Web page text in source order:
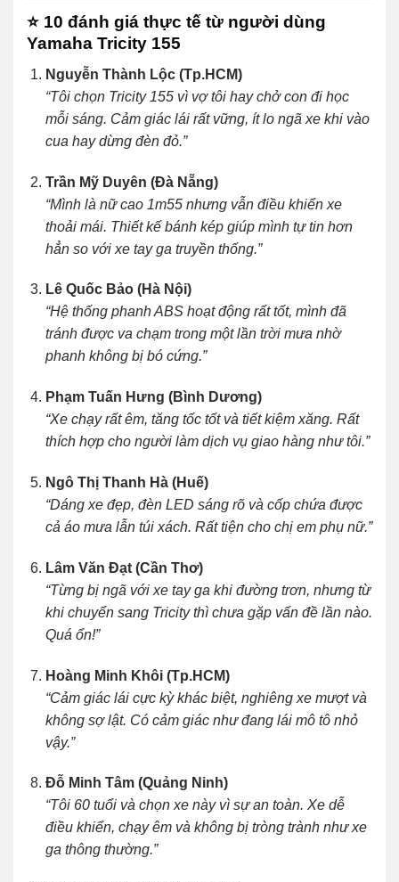
⭐ 10 đánh giá thực tế từ người dùng
Yamaha Tricity 155
Nguyễn Thành Lộc (Tp.HCM)
“Tôi chọn Tricity 155 vì vợ tôi hay chở con đi học
mỗi sáng. Cảm giác lái rất vững, ít lo ngã xe khi vào
cua hay dừng đèn đỏ.”
Trần Mỹ Duyên (Đà Nẵng)
“Mình là nữ cao 1m55 nhưng vẫn điều khiển xe
thoải mái. Thiết kế bánh kép giúp mình tự tin hơn
hẳn so với xe tay ga truyền thống.”
Lê Quốc Bảo (Hà Nội)
“Hệ thống phanh ABS hoạt động rất tốt, mình đã
tránh được va chạm trong một lần trời mưa nhờ
phanh không bị bó cứng.”
Phạm Tuấn Hưng (Bình Dương)
“Xe chạy rất êm, tăng tốc tốt và tiết kiệm xăng. Rất
thích hợp cho người làm dịch vụ giao hàng như tôi.”
Ngô Thị Thanh Hà (Huế)
“Dáng xe đẹp, đèn LED sáng rõ và cốp chứa được
cả áo mưa lẫn túi xách. Rất tiện cho chị em phụ nữ.”
Lâm Văn Đạt (Cần Thơ)
“Từng bị ngã với xe tay ga khi đường trơn, nhưng từ
khi chuyển sang Tricity thì chưa gặp vấn đề lần nào.
Quá ổn!”
Hoàng Minh Khôi (Tp.HCM)
“Cảm giác lái cực kỳ khác biệt, nghiêng xe mượt và
không sợ lật. Có cảm giác như đang lái mô tô nhỏ
vậy.”
Đỗ Minh Tâm (Quảng Ninh)
“Tôi 60 tuổi và chọn xe này vì sự an toàn. Xe dễ
điều khiển, chạy êm và không bị tròng trành như xe
ga thông thường.”